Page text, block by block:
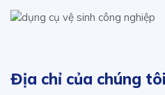
Địa chỉ của chúng tôi